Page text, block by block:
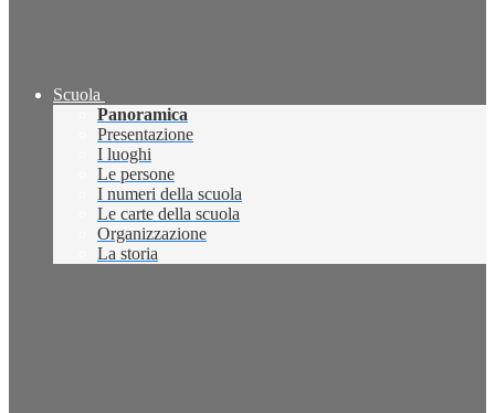
Scuola
Panoramica
Presentazione
I luoghi
Le persone
I numeri della scuola
Le carte della scuola
Organizzazione
La storia